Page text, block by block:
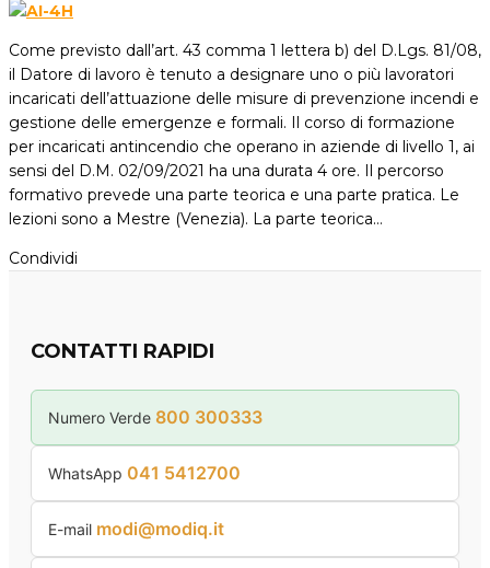
Come previsto dall’art. 43 comma 1 lettera b) del D.Lgs. 81/08,
il Datore di lavoro è tenuto a designare uno o più lavoratori
incaricati dell’attuazione delle misure di prevenzione incendi e
gestione delle emergenze e formali. Il corso di formazione
per incaricati antincendio che operano in aziende di livello 1, ai
sensi del D.M. 02/09/2021 ha una durata 4 ore. Il percorso
formativo prevede una parte teorica e una parte pratica. Le
lezioni sono a Mestre (Venezia). La parte teorica…
Condividi
CONTATTI RAPIDI
Numero Verde 800 300333
WhatsApp 041 5412700
E-mail modi@modiq.it